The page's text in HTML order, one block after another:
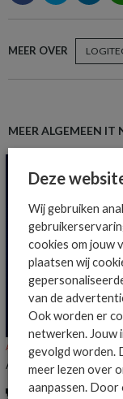
MEER OVER
MEER ALGEMEEN IT
ALGEMEEN IT NIEUWS
AI Update – week 32
Deze
Wij gebruiken
cookies om jouw
plaatsen wij
van de
Ook worden er
netwerken. Jouw
gevolgd worden.
meer lezen over
aanpassen. Door